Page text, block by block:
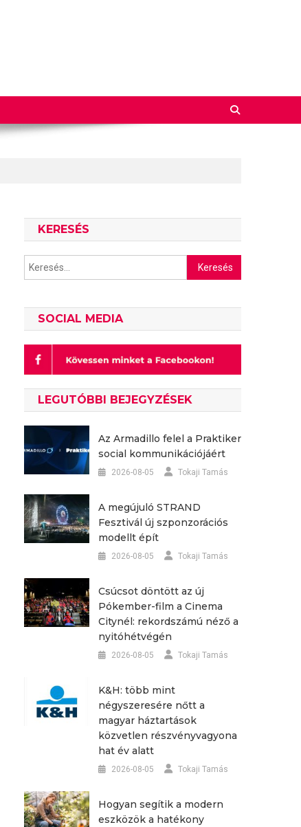
KERESÉS
Keresés:
SOCIAL MEDIA
LEGUTÓBBI BEJEGYZÉSEK
Az Armadillo felel a Praktiker
social kommunikációjáért
2026-08-05 Tokaji Tamás
A megújuló STRAND
Fesztivál új szponzorációs
modellt épít
2026-08-05 Tokaji Tamás
Csúcsot döntött az új
Pókember-film a Cinema
Citynél: rekordszámú néző a
nyitóhétvégén
2026-08-05 Tokaji Tamás
K&H: több mint
négyszeresére nőtt a
magyar háztartások
közvetlen részvényvagyona
hat év alatt
2026-08-05 Tokaji Tamás
Hogyan segítik a modern
eszközök a hatékony